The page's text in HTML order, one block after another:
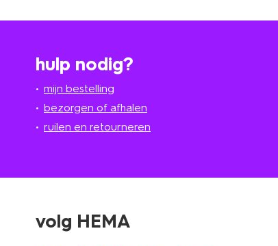
hulp nodig?
mijn bestelling
bezorgen of afhalen
ruilen en retourneren
volg HEMA